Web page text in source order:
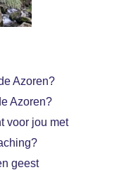
Azoren?
Azoren?
voor jou met
geest